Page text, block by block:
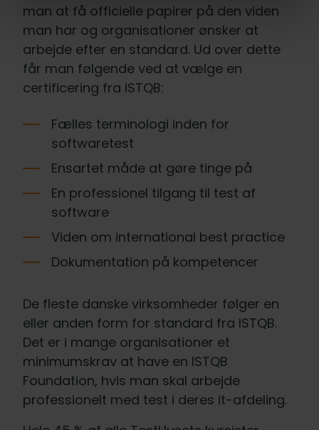
man at få officielle papirer på den viden
man har og organisationer ønsker at
arbejde efter en standard. Ud over dette
får man følgende ved at vælge en
certificering fra ISTQB:
Fælles terminologi inden for
softwaretest
Ensartet måde at gøre tinge på
En professionel tilgang til test af
software
Viden om international best practice
Dokumentation på kompetencer
De fleste danske virksomheder følger en
eller anden form for standard fra ISTQB.
Det er i mange organisationer et
minimumskrav at have en ISTQB
Foundation, hvis man skal arbejde
professionelt med test i deres it-afdeling.